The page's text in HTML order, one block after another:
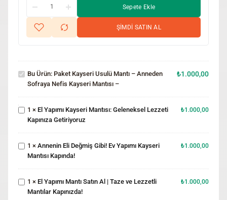
Sepete Ekle
ŞİMDİ SATIN AL
Paket
Kayseri
Sofraya
Nefis
Mantısı
–
Bu Ürün: Paket Kayseri Usulü Mantı – Anneden
Sofraya Nefis Kayseri Mantısı –
₺1.000,00
El Yapımı
Kayseri
Geleneksel
Lezzeti
Kapınıza
Getiriyoruz
1 × El Yapımı Kayseri Mantısı: Geleneksel Lezzeti
Kapınıza Getiriyoruz
₺1.000,00
Annenin
Eli
Değmiş
Yapımı
Kayseri
1 × Annenin Eli Değmiş Gibi! Ev Yapımı Kayseri
Mantısı Kapında!
₺1.000,00
El Yapımı
Mantı
Lezzetli
1 × El Yapımı Mantı Satın Al | Taze ve Lezzetli
Mantılar Kapınızda!
₺1.000,00
Ev